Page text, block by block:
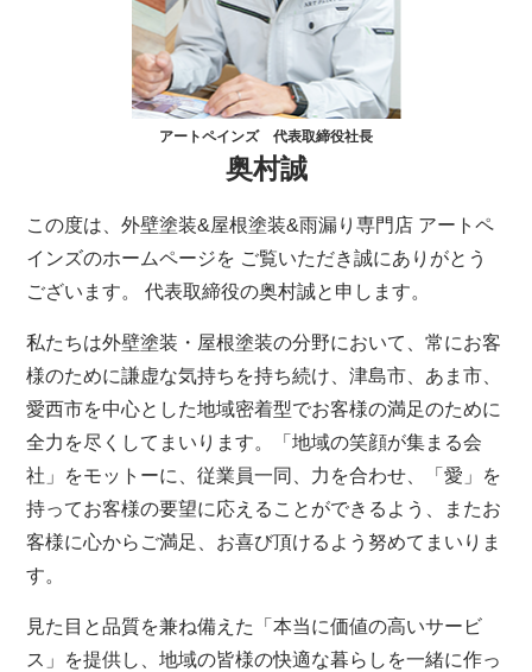
アートペインズ 代表取締役社長
奥村誠
この度は、外壁塗装&屋根塗装&雨漏り専門店 アートペ
インズのホームページを ご覧いただき誠にありがとう
ございます。 代表取締役の奥村誠と申します。
私たちは外壁塗装・屋根塗装の分野において、常にお客
様のために謙虚な気持ちを持ち続け、津島市、あま市、
愛西市を中心とした地域密着型でお客様の満足のために
全力を尽くしてまいります。「地域の笑顔が集まる会
社」をモットーに、従業員一同、力を合わせ、「愛」を
持ってお客様の要望に応えることができるよう、またお
客様に心からご満足、お喜び頂けるよう努めてまいりま
す。
見た目と品質を兼ね備えた「本当に価値の高いサービ
ス」を提供し、地域の皆様の快適な暮らしを一緒に作っ